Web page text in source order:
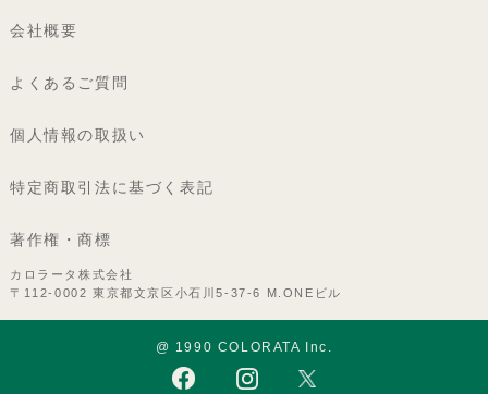
会社概要
よくあるご質問
個人情報の取扱い
特定商取引法に基づく表記
著作権・商標
カロラータ株式会社
〒112-0002 東京都文京区小石川5-37-6 M.ONEビル
@ 1990 COLORATA Inc.